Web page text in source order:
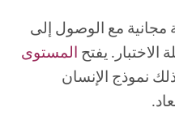
مجانية مع الوصول إلى
المستوى
نموذج الإنسان